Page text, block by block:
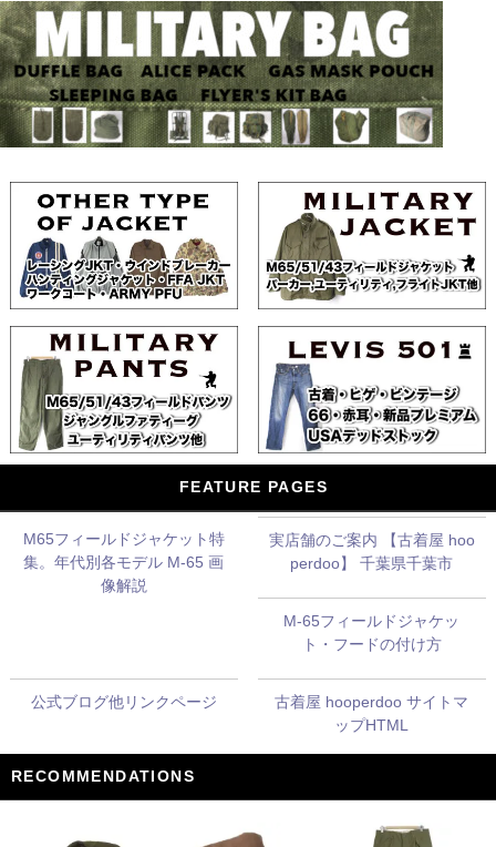
FEATURE PAGES
M65フィールドジャケット特
集。年代別各モデル M-65 画
像解説
実店舗のご案内 【古着屋 hoo
perdoo】 千葉県千葉市
M-65フィールドジャケッ
ト・フードの付け方
公式ブログ他リンクページ
古着屋 hooperdoo サイトマ
ップHTML
RECOMMENDATIONS